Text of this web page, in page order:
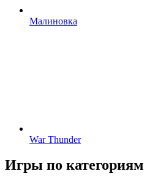
Малиновка
War Thunder
Игры по категориям